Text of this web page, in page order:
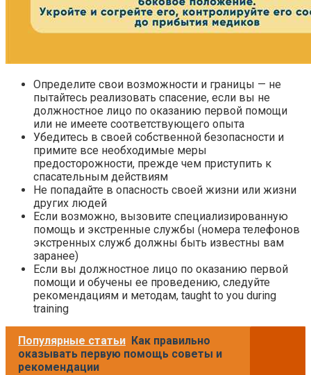
Определите свои возможности и границы — не
пытайтесь реализовать спасение, если вы не
должностное лицо по оказанию первой помощи
или не имеете соответствующего опыта
Убедитесь в своей собственной безопасности и
примите все необходимые меры
предосторожности, прежде чем приступить к
спасательным действиям
Не попадайте в опасность своей жизни или жизни
других людей
Если возможно, вызовите специализированную
помощь и экстренные службы (номера телефонов
экстренных служб должны быть известны вам
заранее)
Если вы должностное лицо по оказанию первой
помощи и обучены ее проведению, следуйте
рекомендациям и методам, taught to you during
training
Популярные статьи Как правильно
оказывать первую помощь советы и
рекомендации